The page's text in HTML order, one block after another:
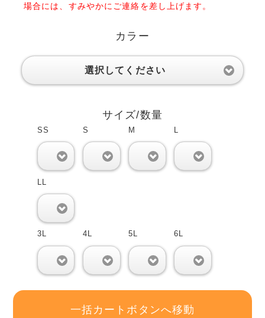
場合には、すみやかにご連絡を差し上げます。
カラー
選択してください
サイズ/数量
SS S M L
LL
3L 4L 5L 6L
一括カートボタンへ移動